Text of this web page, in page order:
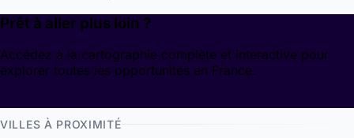
Prêt à aller plus loin ?
Accédez à la cartographie complète et interactive pour
explorer toutes les opportunités en France.
VILLES À PROXIMITÉ